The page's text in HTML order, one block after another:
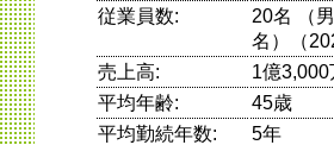
従業員数:
20名 （
名）（
売上高:
1億
平均年齢:
45歳
平均勤続年数:
5年